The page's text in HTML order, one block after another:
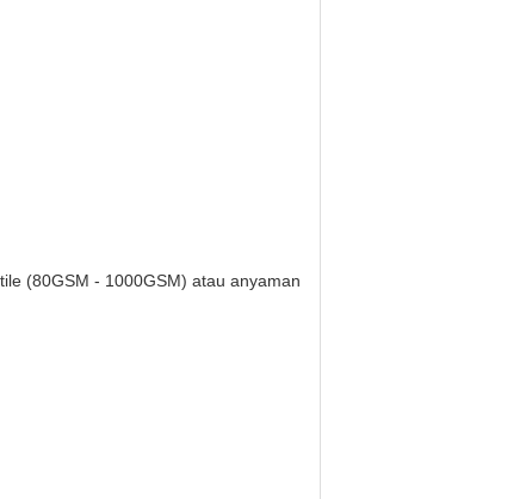
(80GSM - 1000GSM) atau anyaman